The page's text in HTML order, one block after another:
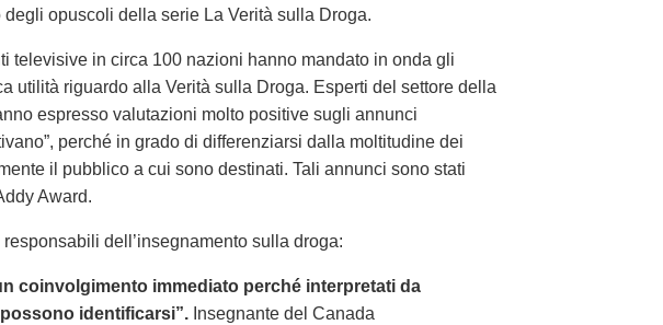
opuscoli della serie La Verità sulla Droga.
televisive in circa 100 nazioni hanno mandato in onda gli
utilità riguardo alla Verità sulla Droga. Esperti del settore della
espresso valutazioni molto positive sugli annunci
perché in grado di differenziarsi dalla moltitudine dei
il pubblico a cui sono destinati. Tali annunci sono stati
Award.
dell’insegnamento sulla droga:
coinvolgimento immediato perché interpretati da
identificarsi”. Insegnante del Canada